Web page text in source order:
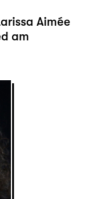
Aimée
am